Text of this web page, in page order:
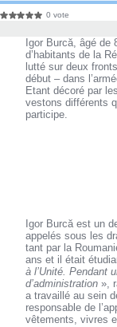
0 vote
Igor Burcă, âgé
d’habitants de la
lutté sur deux
début – dans
Etant décoré par
vestons différents
participe.
Igor Burcă est un
appelés sous les
tant par la
ans et il était
à l’Unité. Pendant
d’administration »,
a travaillé au sein
responsable de
vêtements, vivres